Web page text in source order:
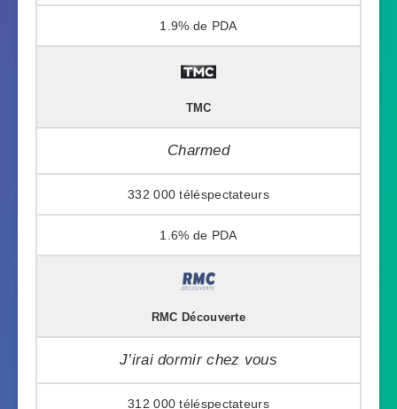
1.9%
TMC
Charmed
332 000
1.6%
RMC Découverte
J’irai dormir chez vous
312 000